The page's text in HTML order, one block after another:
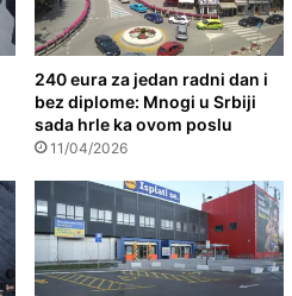
240 eura za jedan radni dan i
bez diplome: Mnogi u Srbiji
sada hrle ka ovom poslu
11/04/2026